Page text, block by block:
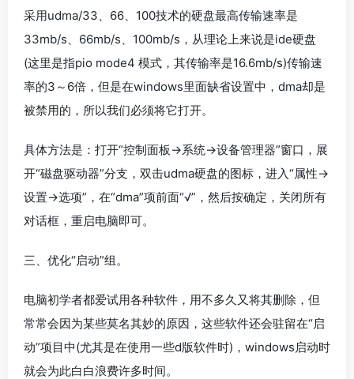
采用udma/33、66、100技术的硬盘最高传输速率是
33mb/s、66mb/s、100mb/s，从理论上来说是ide硬盘
(这里是指pio mode4 模式，其传输率是16.6mb/s)传输速
率的3～6倍，但是在windows里面缺省设置中，dma却是
被禁用的，所以我们必须将它打开。
具体方法是：打开“控制面板→系统→设备管理器”窗口，展
开“磁盘驱动器”分支，双击udma硬盘的图标，进入“属性→
设置→选项”，在“dma”项前面“√”，然后按确定，关闭所有
对话框，重启电脑即可。
三、优化“启动”组。
电脑初学者都爱试用各种软件，用不多久又将其删除，但
常常会因为某些莫名其妙的原因，这些软件还会驻留在“启
动”项目中(尤其是在使用一些d版软件时)，windows启动时
就会为此白白浪费许多时间。